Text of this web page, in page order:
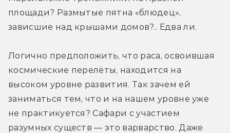
площади? Размытые пятна «блюдец»,
зависшие над крышами домов?.. Едва ли.
Логично предположить, что раса, освоившая
космические перелёты, находится на
высоком уровне развития. Так зачем ей
заниматься тем, что и на нашем уровне уже
не практикуется? Сафари с участием
разумных существ — это варварство. Даже